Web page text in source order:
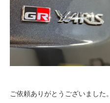
ご依頼ありがとうございました。